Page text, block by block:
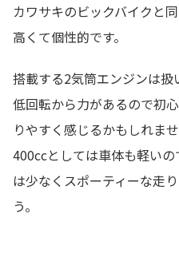
カワサキのビックバイクと
高くて個性的です。
搭載する2気筒エンジンは扱
低回転から力があるので初
りやすく感じるかもしれませ
400ccとしては車体も軽い
は少なくスポーティーな走
う。